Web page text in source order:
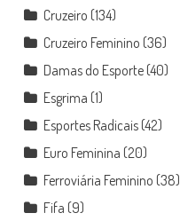
Cruzeiro (134)
Cruzeiro Feminino (36)
Damas do Esporte(40)
Esgrima (1)
Esportes Radicais(42)
Euro Feminina (20)
Ferroviária Feminino (38)
Fifa (9)